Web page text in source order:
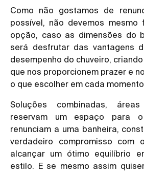
Como não gostamos de
possível, não devemos mesmo
opção, caso as dimensões do
será desfrutar das vantagens
desempenho do chuveiro,
que nos proporcionem prazer e
o que escolher em cada
Soluções combinadas,
reservam um espaço para
renunciam a uma banheira,
verdadeiro compromisso com
alcançar um ótimo equilíbrio
estilo. E se mesmo assim